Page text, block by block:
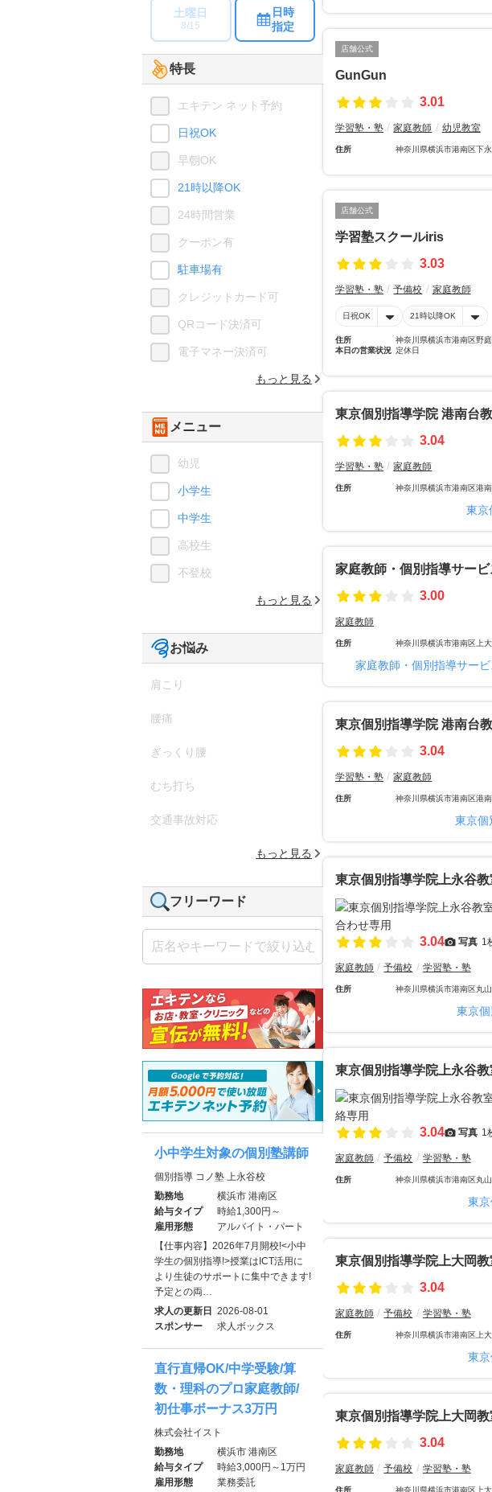
店舗公式
GunGun
3.01
学習塾・塾 家庭教師 幼児教室
住所 神奈川県横浜市港南区下
店舗公式
学習塾スクールiris
3.03
学習塾・塾 予備校 家庭教師
日祝OK 21時以降OK
住所
神奈川県横浜市港南区野
本日の営業状況 定休日
東京個別指導学院 港南台
3.04
学習塾・塾 家庭教師
住所 神奈川県横浜市港南区港
東京
家庭教師・個別指導サー
3.00
家庭教師
住所 神奈川県横浜市港南区上
家庭教師・個別指導サー
東京個別指導学院 港南台
3.04
学習塾・塾 家庭教師
住所 神奈川県横浜市港南区港
東京個
東京個別指導学院上永谷
3.04 写真 1
家庭教師 予備校 学習塾・塾
住所 神奈川県横浜市港南区丸
東京
東京個別指導学院上永谷
3.04 写真 1
家庭教師 予備校 学習塾・塾
住所 神奈川県横浜市港南区丸
東
東京個別指導学院上大岡
3.04
家庭教師 予備校 学習塾・塾
住所 神奈川県横浜市港南区上
東
東京個別指導学院上大岡
3.04
家庭教師 予備校 学習塾・塾
住所 神奈川県横浜市港南区上
土曜日
8/15
日時
指定
特長
エキテン ネット予約
日祝OK
早朝OK
21時以降OK
24時間営業
クーポン有
駐車場有
クレジットカード可
QRコード決済可
電子マネー決済可
もっと見る
メニュー
幼児
小学生
中学生
高校生
不登校
もっと見る
お悩み
肩こり
腰痛
ぎっくり腰
むち打ち
交通事故対応
もっと見る
フリーワード
小中学生対象の個別塾講師
個別指導 コノ塾 上永谷校
勤務地
横浜市 港南区
給与タイプ
時給1,300円～
雇用形態
アルバイト・パート
【仕事内容】2026年7月開校!<小中
学生の個別指導!>授業はICT活用に
より生徒のサポートに集中できます!
予定との両…
求人の更新日 2026-08-01
スポンサー
求人ボックス
直行直帰OK/中学受験/算
数・理科のプロ家庭教師/
初仕事ボーナス3万円
株式会社イスト
勤務地
横浜市 港南区
給与タイプ
時給3,000円～1万円
雇用形態
業務委託